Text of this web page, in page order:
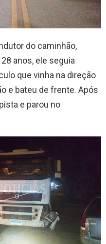
do caminhão,
anos, ele seguia
que vinha na direção
e bateu de frente. Após
e parou no